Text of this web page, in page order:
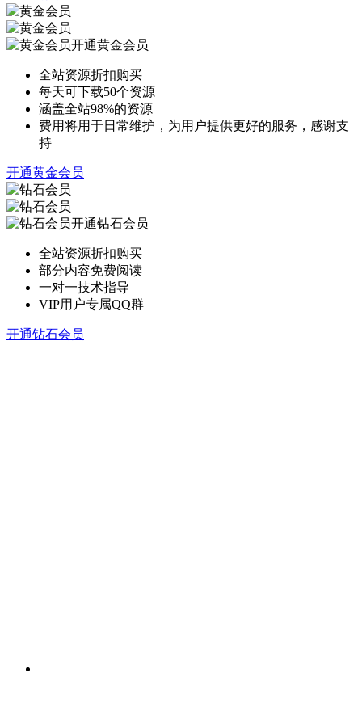
开通黄金会员
全站资源折扣购买
每天可下载50个资源
涵盖全站98%的资源
费用将用于日常维护，为用户提供更好的服务，感谢支
持
开通黄金会员
开通钻石会员
全站资源折扣购买
部分内容免费阅读
一对一技术指导
VIP用户专属QQ群
开通钻石会员